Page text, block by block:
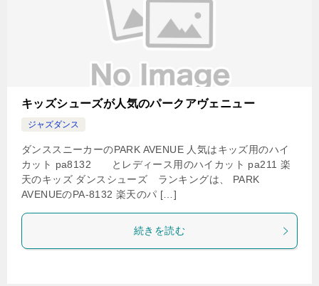
キッズシューズが人気のパークアヴェニュー
ジャズダンス
ダンススニーカーのPARK AVENUE 人気はキッズ用のハイ
カット pa8132 とレディース用のハイカット pa211 楽
天のキッズ ダンスシューズ ランキングは、 PARK
AVENUEのPA-8132 楽天のパ […]
続きを読む